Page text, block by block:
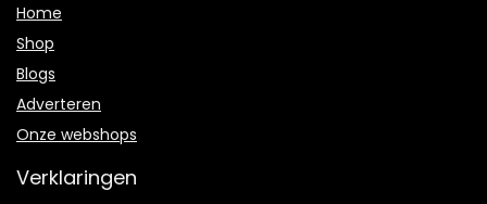
Home
Shop
Blogs
Adverteren
Onze webshops
Verklaringen